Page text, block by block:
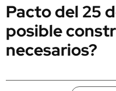
Pacto del 25
posible
necesarios?